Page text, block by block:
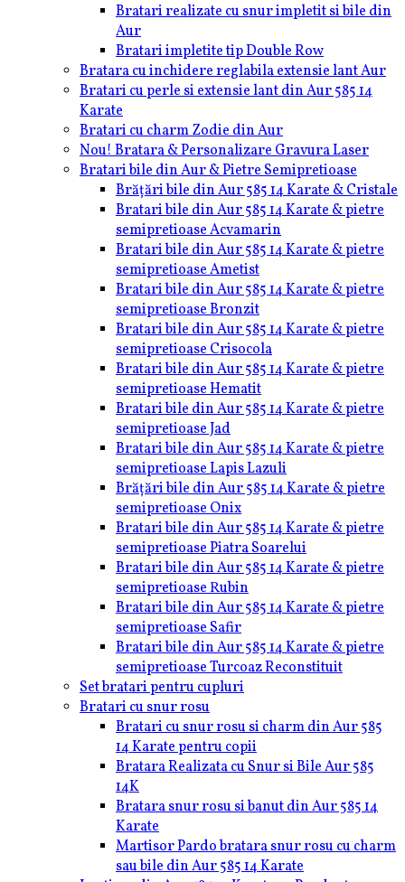
Bratari realizate cu snur impletit si bile din
Aur
Bratari impletite tip Double Row
Bratara cu inchidere reglabila extensie lant Aur
Bratari cu perle si extensie lant din Aur 585 14
Karate
Bratari cu charm Zodie din Aur
Nou! Bratara & Personalizare Gravura Laser
Bratari bile din Aur & Pietre Semipretioase
Brățări bile din Aur 585 14 Karate & Cristale
Bratari bile din Aur 585 14 Karate & pietre
semipretioase Acvamarin
Bratari bile din Aur 585 14 Karate & pietre
semipretioase Ametist
Bratari bile din Aur 585 14 Karate & pietre
semipretioase Bronzit
Bratari bile din Aur 585 14 Karate & pietre
semipretioase Crisocola
Bratari bile din Aur 585 14 Karate & pietre
semipretioase Hematit
Bratari bile din Aur 585 14 Karate & pietre
semipretioase Jad
Bratari bile din Aur 585 14 Karate & pietre
semipretioase Lapis Lazuli
Brățări bile din Aur 585 14 Karate & pietre
semipretioase Onix
Bratari bile din Aur 585 14 Karate & pietre
semipretioase Piatra Soarelui
Bratari bile din Aur 585 14 Karate & pietre
semipretioase Rubin
Bratari bile din Aur 585 14 Karate & pietre
semipretioase Safir
Bratari bile din Aur 585 14 Karate & pietre
semipretioase Turcoaz Reconstituit
Set bratari pentru cupluri
Bratari cu snur rosu
Bratari cu snur rosu si charm din Aur 585
14 Karate pentru copii
Bratara Realizata cu Snur si Bile Aur 585
14K
Bratara snur rosu si banut din Aur 585 14
Karate
Martisor Pardo bratara snur rosu cu charm
sau bile din Aur 585 14 Karate